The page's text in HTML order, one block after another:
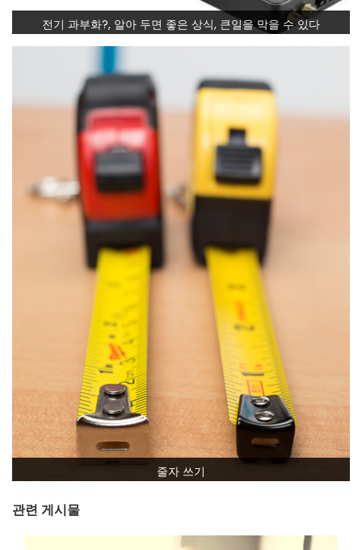
전기 과부화?, 알아 두면 좋은 상식, 큰일을 막을 수 있다
줄자 쓰기
관련 게시물